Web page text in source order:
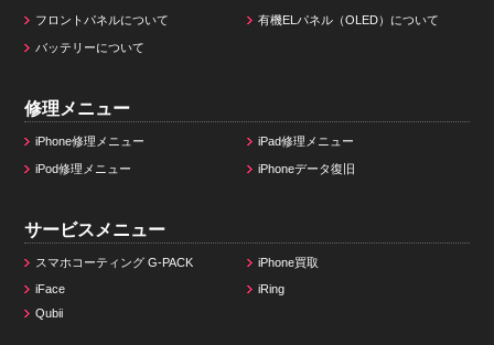
フロントパネルについて 有機ELパネル（OLED）について
バッテリーについて
修理メニュー
iPhone修理メニュー iPad修理メニュー
iPod修理メニュー iPhoneデータ復旧
サービスメニュー
スマホコーティング G-PACK
iPhone買取
iFace
iRing
Qubii